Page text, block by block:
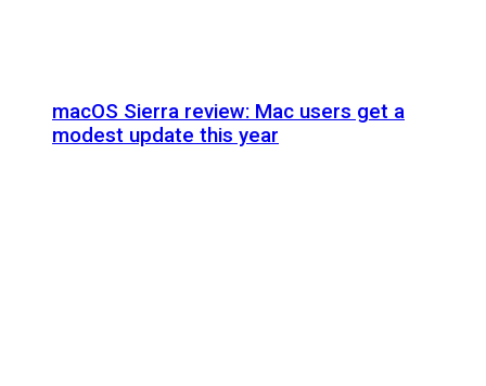
macOS Sierra review: Mac users get a
modest update this year